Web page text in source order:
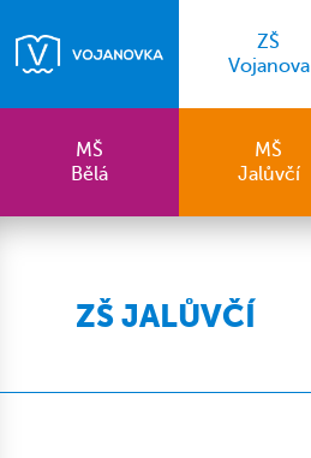
ZŠ
Vojanova
MŠ
Bělá
MŠ
Jalůvčí
ZŠ JALŮVČÍ